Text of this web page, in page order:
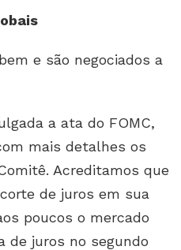
e são negociados a
a ata do FOMC,
mais detalhes os
Acreditamos que
de juros em sua
poucos o mercado
de juros no segundo